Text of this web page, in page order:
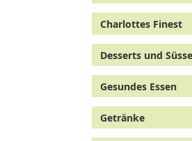
Charlottes Finest
Desserts und
Gesundes Essen
Getränke